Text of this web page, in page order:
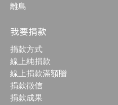
離島
我要捐款
捐款方式
線上純捐款
線上捐款滿額贈
捐款徵信
捐款成果